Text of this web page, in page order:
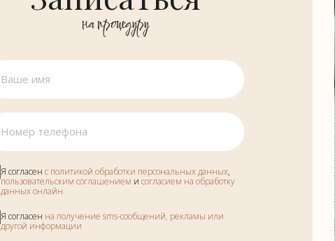
Я согласен с политикой обработки персональных данных,
пользовательским соглашением и согласием на обработку
данных онлайн.
Я согласен на получение sms-сообщений, рекламы или
другой информации
на процедуру